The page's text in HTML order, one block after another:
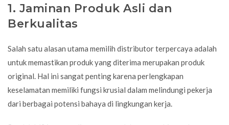
1. Jaminan Produk Asli dan
Berkualitas
Salah satu alasan utama memilih distributor terpercaya adalah
untuk memastikan produk yang diterima merupakan produk
original. Hal ini sangat penting karena perlengkapan
keselamatan memiliki fungsi krusial dalam melindungi pekerja
dari berbagai potensi bahaya di lingkungan kerja.